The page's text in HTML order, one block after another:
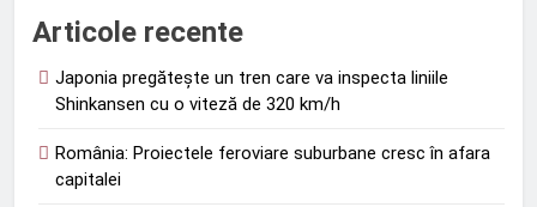
Articole recente
Japonia pregătește un tren care va inspecta liniile
Shinkansen cu o viteză de 320 km/h
România: Proiectele feroviare suburbane cresc în afara
capitalei